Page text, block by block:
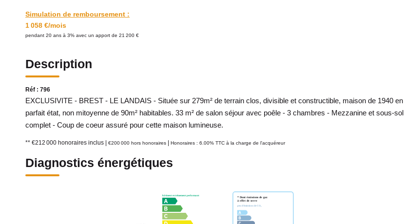
Simulation de remboursement :
1 058 €/mois
pendant 20 ans à 3% avec un apport de 21 200 €
Description
Réf : 796
EXCLUSIVITE - BREST - LE LANDAIS - Située sur 279m² de terrain clos, divisible et constructible, maison de 1940 en
parfait état, non mitoyenne de 90m² habitables. 33 m² de salon séjour avec poêle - 3 chambres - Mezzanine et sous-sol
complet - Coup de coeur assuré pour cette maison lumineuse.
** €212 000 honoraires inclus €200 000 hors honoraires Honoraires : 6.00% TTC à la charge de l'acquéreur
Diagnostics énergétiques